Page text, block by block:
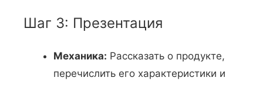
Шаг 3: Презентация
Механика: Рассказать о продукте,
перечислить его характеристики и